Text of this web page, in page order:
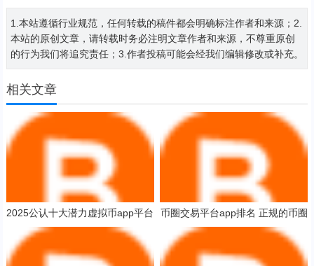
1.本站遵循行业规范，任何转载的稿件都会明确标注作者和来源；2.
本站的原创文章，请转载时务必注明文章作者和来源，不尊重原创
的行为我们将追究责任；3.作者投稿可能会经我们编辑修改或补充。
相关文章
2025公认十大潜力虚拟币app平台
十大公认潜力虚拟币app平台
币圈交易平台app排名 正规的币圈
交易软件有哪些？2025